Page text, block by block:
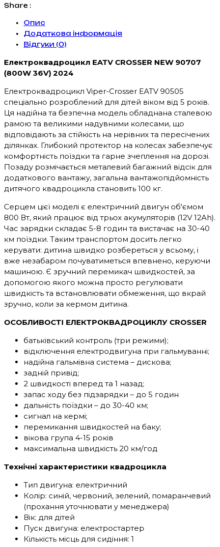
(800W
36Ah)
кількість
Share :
Опис
Додаткова інформація
Відгуки (0)
Електроквадроцикл EATV CROSSER NEW 90707
(800W 36V) 2024
Електроквадроцикл Viper-Crosser EATV 90505
спеціально розроблений для дітей віком від 5 років.
Ця надійна та безпечна модель обладнана сталевою
рамою та великими надувними колесами, що
відповідають за стійкість на нерівних та пересічених
ділянках. Глибокий протектор на колесах забезпечує
комфортність поїздки та гарне зчеплення на дорозі.
Позаду розмічається металевий багажний відсік для
додаткового вантажу, загальна вантажопідйомність
дитячого квадроцикла становить 100 кг.
Серцем цієї моделі є електричний двигун об'ємом
800 Вт, який працює від трьох акумуляторів (12V 12Ah).
Час зарядки складає 5-8 годин та вистачає на 30-40
км поїздки. Таким транспортом досить легко
керувати: дитина швидко розбереться у всьому, і
вже незабаром почуватиметься впевнено, керуючи
машиною. Є зручний перемикач швидкостей, за
допомогою якого можна просто регулювати
швидкість та встановлювати обмеження, що вкрай
зручно, коли за кермом дитина.
ОСОБЛИВОСТІ ЕЛЕКТРОКВАДРОЦИКЛУ CROSSER
батьківський контроль (три режими);
відключення електродвигуна при гальмуванні;
надійна гальмівна система – дискова;
задній привід;
2 швидкості вперед та 1 назад;
запас ходу без підзарядки – до 5 годин
дальність поїздки – до 30-40 км;
сигнал на кермі;
перемикання швидкостей на баку;
вікова група 4-15 років
максимальна швидкість 20 км/год
Технічні характеристики квадроцикла
Тип двигуна: електричний
Колір: синій, червоний, зелений, помаранчевий
(прохання уточнювати у менеджера)
Вік: для дітей
Пуск двигуна: електростартер
Кількість місць для сидіння: 1